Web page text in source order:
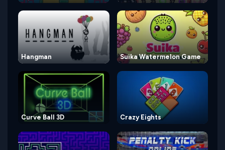
Hangman Suika Watermelon Game
Curve Ball 3D Crazy Eights